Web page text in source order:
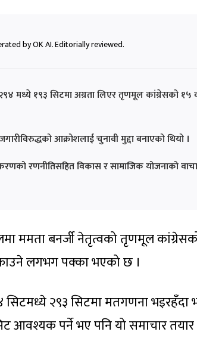
by OK AI. Editorially reviewed.
२९४ मध्ये १९३ सिटमा अग्रता लिएर तृणमूल कांग्रेसको १५
आक्रोशलाई चुनावी मुद्दा बनाएको थियो ।
रणनीतिसहित विकास र सामाजिक योजनाको
ममता बनर्जी नेतृत्वको तृणमूल
लगभग पक्का भएको छ ।
सिटमध्ये २९३ सिटमा मतगणना भइरहँदा
पर्ने भए पनि यो समाचार तयार